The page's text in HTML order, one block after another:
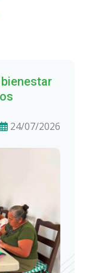
24/07/2026